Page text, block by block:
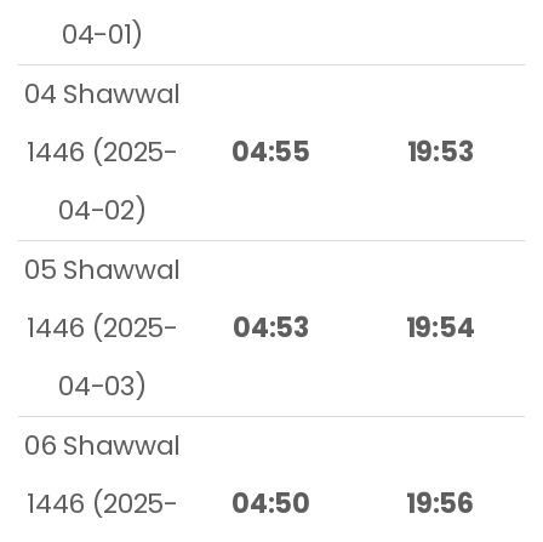
04-01)
04 Shawwal
1446 (2025-
04-02)
04:55 19:53
05 Shawwal
1446 (2025-
04-03)
04:53 19:54
06 Shawwal
1446 (2025-
04:50 19:56